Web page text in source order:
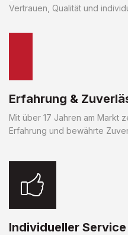
Vertrauen, Qualität und
Erfahrung &
Mit über 17 Jahren am Markt
Erfahrung und bewährte
Individueller Service